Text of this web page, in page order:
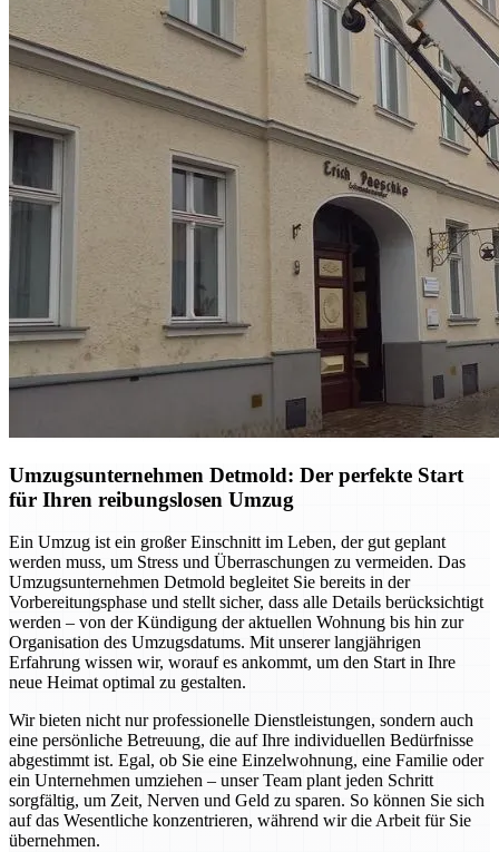
Umzugsunternehmen Detmold: Der perfekte Start
für Ihren reibungslosen Umzug
Ein Umzug ist ein großer Einschnitt im Leben, der gut geplant
werden muss, um Stress und Überraschungen zu vermeiden. Das
Umzugsunternehmen Detmold begleitet Sie bereits in der
Vorbereitungsphase und stellt sicher, dass alle Details berücksichtigt
werden – von der Kündigung der aktuellen Wohnung bis hin zur
Organisation des Umzugsdatums. Mit unserer langjährigen
Erfahrung wissen wir, worauf es ankommt, um den Start in Ihre
neue Heimat optimal zu gestalten.
Wir bieten nicht nur professionelle Dienstleistungen, sondern auch
eine persönliche Betreuung, die auf Ihre individuellen Bedürfnisse
abgestimmt ist. Egal, ob Sie eine Einzelwohnung, eine Familie oder
ein Unternehmen umziehen – unser Team plant jeden Schritt
sorgfältig, um Zeit, Nerven und Geld zu sparen. So können Sie sich
auf das Wesentliche konzentrieren, während wir die Arbeit für Sie
übernehmen.